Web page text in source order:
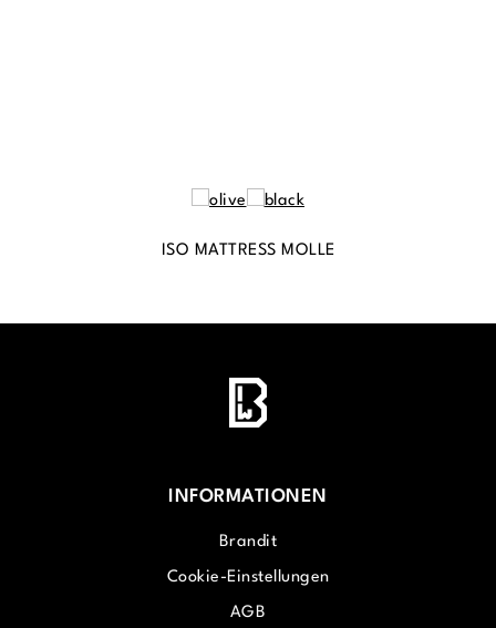
ISO MATTRESS MOLLE
INFORMATIONEN
Brandit
Cookie-Einstellungen
AGB